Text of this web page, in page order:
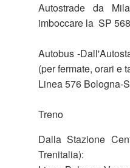
Autostrade da
imboccare la SP
Autobus -
(per fermate, orari e
Linea 576 Bologna-
Treno
Dalla Stazione
Trenitalia):